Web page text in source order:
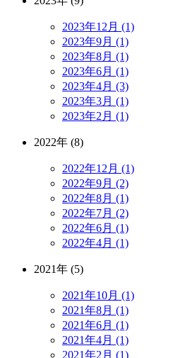
2023年12月 (1)
2023年9月 (1)
2023年8月 (1)
2023年6月 (1)
2023年4月 (3)
2023年3月 (1)
2023年2月 (1)
2022年 (8)
2022年12月 (1)
2022年9月 (2)
2022年8月 (1)
2022年7月 (2)
2022年6月 (1)
2022年4月 (1)
2021年 (5)
2021年10月 (1)
2021年8月 (1)
2021年6月 (1)
2021年4月 (1)
2021年2月 (1)